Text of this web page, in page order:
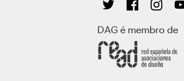
DAG é membro de